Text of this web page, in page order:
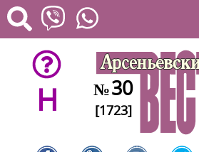
H №30
[1723]